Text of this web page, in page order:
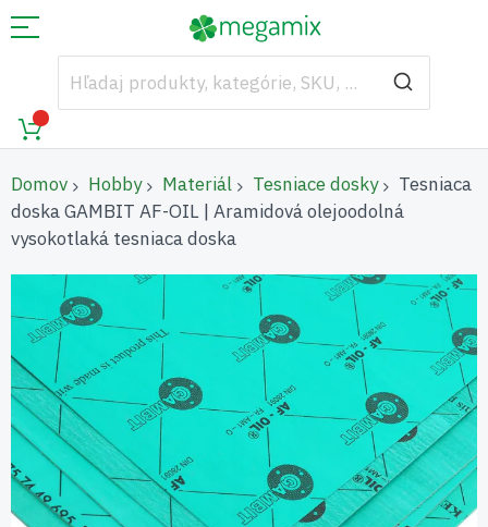
Domov Hobby Materiál Tesniace dosky
Tesniaca
doska GAMBIT AF-OIL | Aramidová olejoodolná
vysokotlaká tesniaca doska
Preskočiť
koniec
galérie
obrázkov